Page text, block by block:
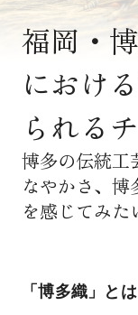
福岡・
におけ
られる
博多の伝統工
なやかさ、博
を感じてみた
「博多織」とは